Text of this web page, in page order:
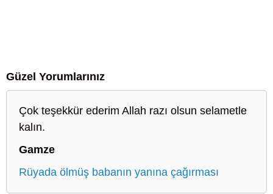
Güzel Yorumlarınız
Çok teşekkür ederim Allah razı olsun selametle
kalın.
Gamze
Rüyada ölmüş babanın yanına çağırması